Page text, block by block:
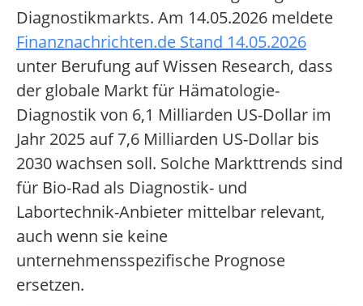
Diagnostikmarkts. Am 14.05.2026 meldete
Finanznachrichten.de Stand 14.05.2026
unter Berufung auf Wissen Research, dass
der globale Markt für Hämatologie-
Diagnostik von 6,1 Milliarden US-Dollar im
Jahr 2025 auf 7,6 Milliarden US-Dollar bis
2030 wachsen soll. Solche Markttrends sind
für Bio-Rad als Diagnostik- und
Labortechnik-Anbieter mittelbar relevant,
auch wenn sie keine
unternehmensspezifische Prognose
ersetzen.